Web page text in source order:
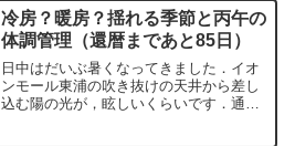
を過ごすために，まず何よりも「健康」
を最優先にしたいと...
冷房？暖房？揺れる季節と丙午の
体調管理（還暦まであと85日）
日中はだいぶ暑くなってきました．イオ
ンモール東浦の吹き抜けの天井から差し
込む陽の光が，眩しいくらいです．通路